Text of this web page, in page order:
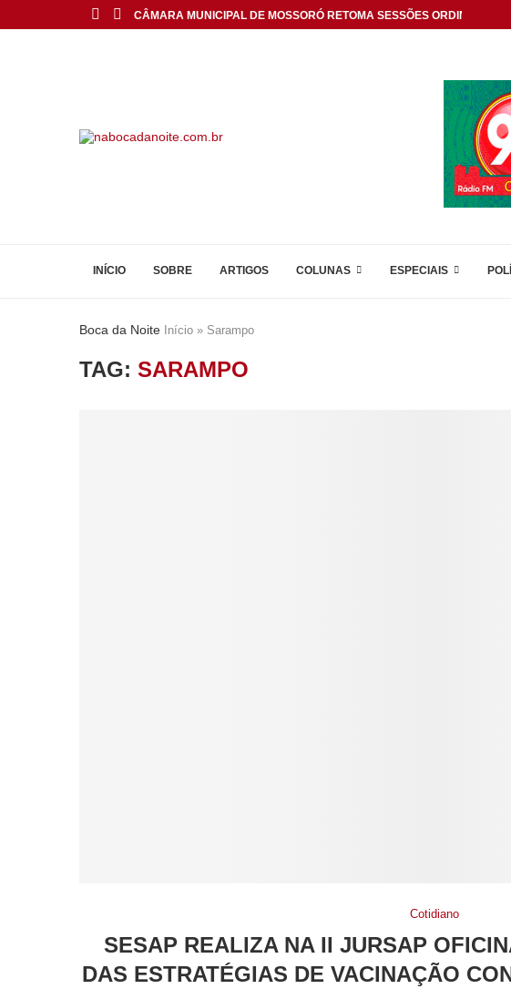
CÂMARA MUNICIPAL DE MOSSORÓ RETOMA SESSÕES ORDINÁRIAS
INÍCIO SOBRE ARTIGOS COLUNAS ESPECIAIS
Boca da Noite Início » Sarampo
TAG: SARAMPO
Cotidiano
SESAP REALIZA NA II JURSAP
DAS ESTRATÉGIAS DE VACINAÇÃO